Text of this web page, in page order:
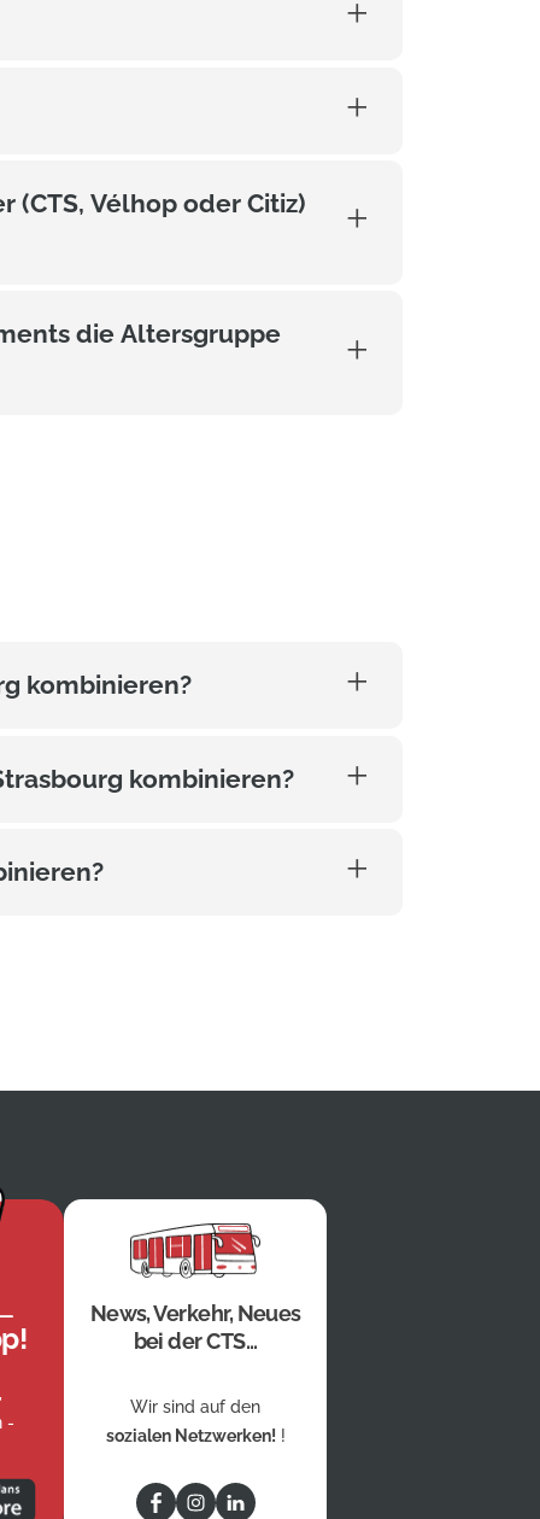
Vélhop oder Citiz)
die Altersgruppe
kombinieren?
kombinieren?
-
News, Verkehr, Neues
bei der CTS...
Wir sind auf den
sozialen Netzwerken! !